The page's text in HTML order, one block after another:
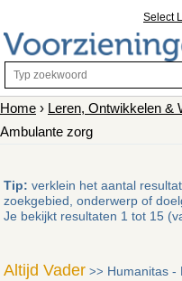
Select
Home › Leren, Ontwikkelen &
Ambulante zorg
Tip: verklein het aantal
zoekgebied, onderwerp of
Je bekijkt resultaten 1 tot 15
Altijd Vader >> Humanitas -